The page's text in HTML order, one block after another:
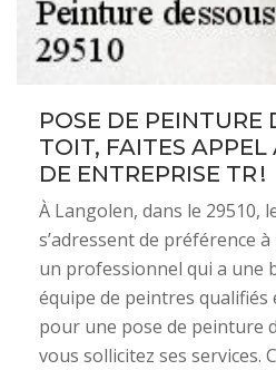
POSE DE PEINTURE
TOIT, FAITES APPEL
DE ENTREPRISE TR !
À Langolen, dans le 29510,
s’adressent de préférence à
un professionnel qui a une
équipe de peintres
pour une pose de peinture
vous sollicitez ses services.